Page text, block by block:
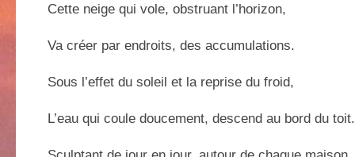
Cette neige qui vole, obstruant l’horizon,
Va créer par endroits, des accumulations.
Sous l’effet du soleil et la reprise du froid,
L’eau qui coule doucement, descend au bord du toit.